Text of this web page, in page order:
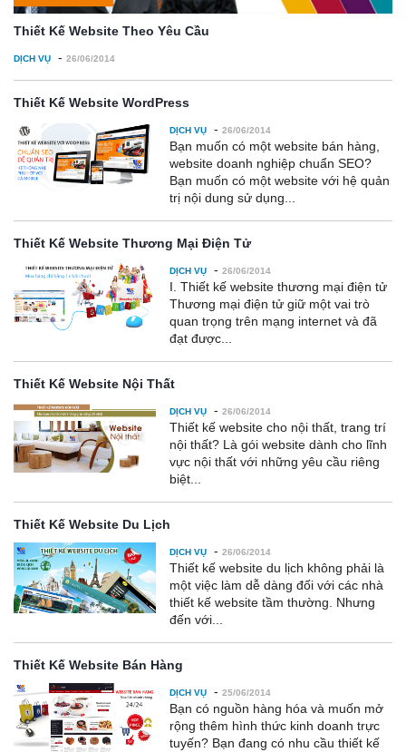
Thiết Kế Website Theo Yêu Cầu
DỊCH VỤ - 26/06/2014
Thiết Kế Website WordPress
DỊCH VỤ - 26/06/2014
Bạn muốn có một website bán hàng,
website doanh nghiệp chuẩn SEO?
Bạn muốn có một website với hệ quản
trị nội dung sử dụng...
Thiết Kế Website Thương Mại Điện Tử
DỊCH VỤ - 26/06/2014
I. Thiết kế website thương mại điện tử
Thương mại điện tử giữ một vai trò
quan trọng trên mạng internet và đã
đạt được...
Thiết Kế Website Nội Thất
DỊCH VỤ - 26/06/2014
Thiết kế website cho nội thất, trang trí
nội thất? Là gói website dành cho lĩnh
vực nội thất với những yêu cầu riêng
biệt...
Thiết Kế Website Du Lịch
DỊCH VỤ - 26/06/2014
Thiết kế website du lịch không phải là
một việc làm dễ dàng đối với các nhà
thiết kế website tầm thường. Nhưng
đến với...
Thiết Kế Website Bán Hàng
DỊCH VỤ - 25/06/2014
Bạn có nguồn hàng hóa và muốn mở
rộng thêm hình thức kinh doanh trực
tuyến? Bạn đang có nhu cầu thiết kế